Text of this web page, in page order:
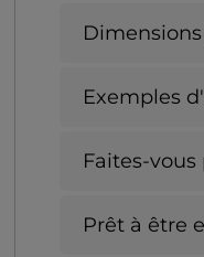
Exemples
Faites-vous
Prêt à être